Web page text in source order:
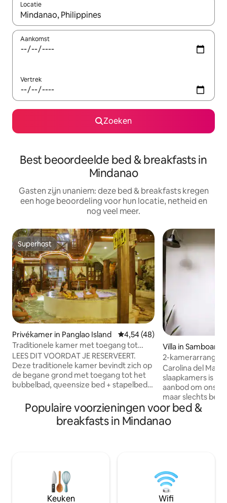
Locatie
Wanneer er suggesties beschikbaar zijn, maak je een keuze
Aankomst
Vertrek
Zoeken
Best beoordeelde bed & breakfasts in
Mindanao
Gasten zijn unaniem: deze bed & breakfasts kregen
een hoge beoordeling voor hun locatie, netheid en
nog veel meer.
Superhost
Superhost
Privékamer in Panglao Island Gemiddelde beoordeling van
4,54 (48)
Traditionele kamer met toegang tot
bubbelbad, vlakbij het strand
LEES DIT VOORDAT JE RESERVEERT.
Deze traditionele kamer bevindt zich op
de begane grond met toegang tot het
bubbelbad, queensize bed + stapelbed,
met Netflix, gratis ontbijt, dagelijkse
schoonmaak, wifi. Het is ook in de buurt
van de keuken waar het personeel eten
kinderen. Massages, restaurant,
scooterverhuur, rondleidingen,
beschikbaar voor jouw gemak. NIET
GESCHIKT VOOR MENSEN DIE OP ZOEK
Villa in Samboan
2-
Carolina del Mars
slaapkamers is
aanbod om ons
maar slechts beperkt tot maximaal 4 tot
5 personen. De aangeboden
voorzieningen
het huren van
tot 5.
vereist. Ga naar
advertentie voor de nieuwste foto
Populaire voorzieningen voor bed &
breakfasts in Mindanao
Keuken Wifi